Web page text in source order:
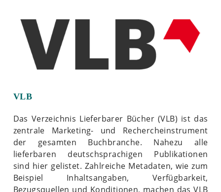
VLB
Das Verzeichnis Lieferbarer Bücher (VLB) ist das
zentrale Marketing- und Rechercheinstrument
der gesamten Buchbranche. Nahezu alle
lieferbaren deutschsprachigen Publikationen
sind hier gelistet. Zahlreiche Metadaten, wie zum
Beispiel Inhaltsangaben, Verfügbarkeit,
Bezugsquellen und Konditionen, machen das VLB